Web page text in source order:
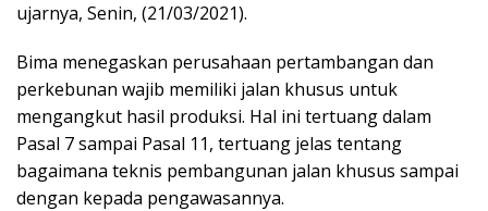
ujarnya, Senin, (21/03/2021).
Bima menegaskan perusahaan pertambangan dan
perkebunan wajib memiliki jalan khusus untuk
mengangkut hasil produksi. Hal ini tertuang dalam
Pasal 7 sampai Pasal 11, tertuang jelas tentang
bagaimana teknis pembangunan jalan khusus sampai
dengan kepada pengawasannya.